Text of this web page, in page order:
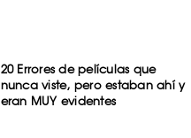
20 Errores de películas que
nunca viste, pero estaban ahí y
eran MUY evidentes